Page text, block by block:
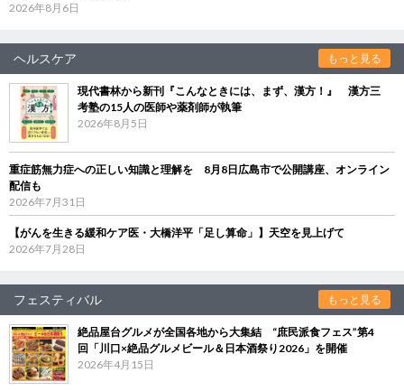
2026年8月6日
ヘルスケア もっと見る
現代書林から新刊『こんなときには、まず、漢方！』 漢方三
考塾の15人の医師や薬剤師が執筆
2026年8月5日
重症筋無力症への正しい知識と理解を 8月8日広島市で公開講座、オンライン
配信も
2026年7月31日
【がんを生きる緩和ケア医・大橋洋平「足し算命」】天空を見上げて
2026年7月28日
フェスティバル もっと見る
絶品屋台グルメが全国各地から大集結 “庶民派食フェス”第4
回「川口×絶品グルメビール＆日本酒祭り2026」を開催
2026年4月15日